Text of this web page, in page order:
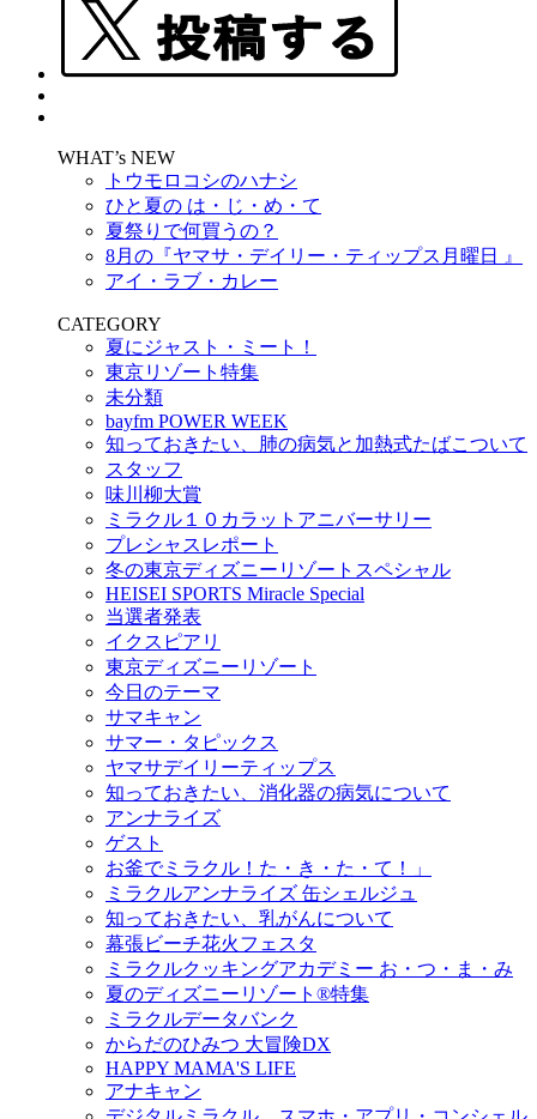
WHAT’s NEW
トウモロコシのハナシ
ひと夏の は・じ・め・て
夏祭りで何買うの？
8月の『ヤマサ・デイリー・ティップス月曜日 』
アイ・ラブ・カレー
CATEGORY
夏にジャスト・ミート！
東京リゾート特集
未分類
bayfm POWER WEEK
知っておきたい、肺の病気と加熱式たばこついて
スタッフ
味川柳大賞
ミラクル１０カラットアニバーサリー
プレシャスレポート
冬の東京ディズニーリゾートスペシャル
HEISEI SPORTS Miracle Special
当選者発表
イクスピアリ
東京ディズニーリゾート
今日のテーマ
サマキャン
サマー・タピックス
ヤマサデイリーティップス
知っておきたい、消化器の病気について
アンナライズ
ゲスト
お釜でミラクル！た・き・た・て！」
ミラクルアンナライズ 缶シェルジュ
知っておきたい、乳がんについて
幕張ビーチ花火フェスタ
ミラクルクッキングアカデミー お・つ・ま・み
夏のディズニーリゾート®特集
ミラクルデータバンク
からだのひみつ 大冒険DX
HAPPY MAMA'S LIFE
アナキャン